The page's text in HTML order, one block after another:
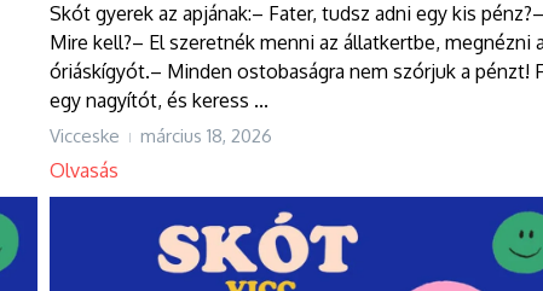
Skót gyerek az apjának:– Fater, tudsz adni egy kis pénz?–
Mire kell?– El szeretnék menni az állatkertbe, megnézni
óriáskígyót.– Minden ostobaságra nem szórjuk a pénzt!
egy nagyítót, és keress ...
Vicceske március 18, 2026
Olvasás